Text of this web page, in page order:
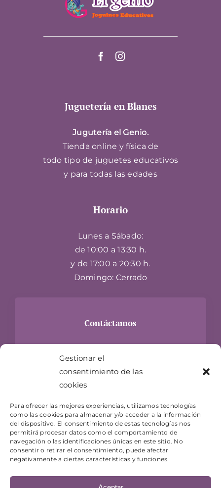
Gestionar el
consentimiento de las
cookies
Para ofrecer las mejores experiencias, utilizamos tecnologías
como las cookies para almacenar y/o acceder a la información
del dispositivo. El consentimiento de estas tecnologías nos
permitirá procesar datos como el comportamiento de
navegación o las identificaciones únicas en este sitio. No
consentir o retirar el consentimiento, puede afectar
negativamente a ciertas características y funciones.
Juguetería en Blanes
Jugutería el Genio.
Tienda online y física de
todo tipo de juguetes educativos
y para todas las edades
Horario
Lunes a Sábado:
de 10:00 a 13:30 h.
y de 17:00 a 20:30 h.
Domingo: Cerrado
Contáctamos
17300 Blanes, Girona
info@jugueteriaelgenio.com
T- 872 073 983